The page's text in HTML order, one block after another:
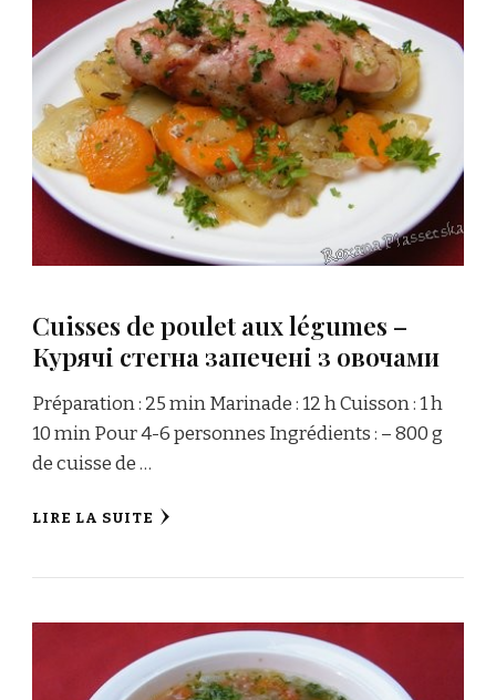
Cuisses de poulet aux légumes –
Курячі стегна запечені з овочами
Préparation : 25 min Marinade : 12 h Cuisson : 1 h
10 min Pour 4-6 personnes Ingrédients : – 800 g
de cuisse de …
LIRE LA SUITE